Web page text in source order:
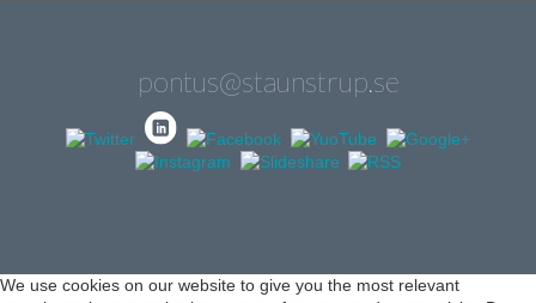
pontus@staunstrup.se
We use cookies on our website to give you the most relevant